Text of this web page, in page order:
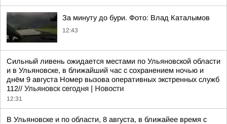
За минуту до бури. Фото: Влад Каталымов
12:43
Сильный ливень ожидается местами по Ульяновской области
и в Ульяновске, в ближайший час с сохранением ночью и
днём 9 августа Номер вызова оперативных экстренных служб
112// Ульяновск сегодня | Новости
12:31
В Ульяновске и по области, 8 августа, в ближайее время с